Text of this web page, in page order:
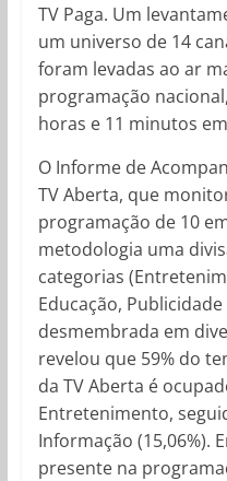
TV Paga. Um
um universo de 14
foram levadas ao ar
programação
horas e 11 minutos
O Informe de
TV Aberta, que
programação de 10
metodologia uma
categorias
Educação,
desmembrada em
revelou que 59% do
da TV Aberta é
Entretenimento,
Informação (15,06%).
presente na